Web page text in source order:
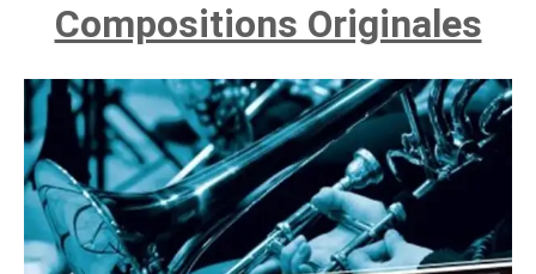
Compositions Originales